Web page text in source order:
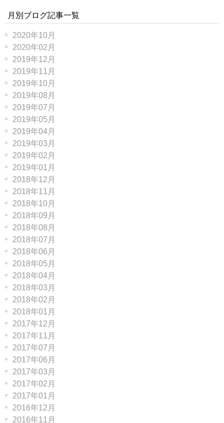
月別ブログ記事一覧
2020年10月
2020年02月
2019年12月
2019年11月
2019年10月
2019年08月
2019年07月
2019年05月
2019年04月
2019年03月
2019年02月
2019年01月
2018年12月
2018年11月
2018年10月
2018年09月
2018年08月
2018年07月
2018年06月
2018年05月
2018年04月
2018年03月
2018年02月
2018年01月
2017年12月
2017年11月
2017年07月
2017年06月
2017年03月
2017年02月
2017年01月
2016年12月
2016年11月